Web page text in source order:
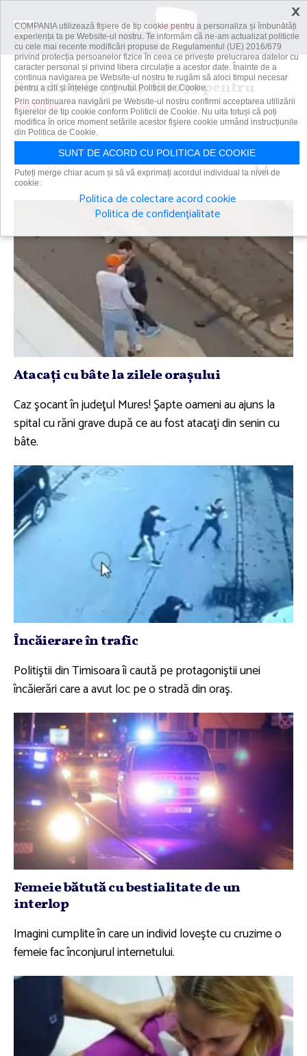
Rezultatele 73 - 84 din 299 pentru
bataie
Caută
Atacaţi cu bâte la zilele oraşului
Caz şocant în judeţul Mures! Şapte oameni au ajuns la
spital cu răni grave după ce au fost atacaţi din senin cu
bâte.
Încăierare în trafic
Politiştii din Timisoara îi caută pe protagoniştii unei
încăierări care a avut loc pe o stradă din oraş.
Femeie bătută cu bestialitate de un
interlop
Imagini cumplite în care un individ loveşte cu cruzime o
femeie fac înconjurul internetului.
×
COMPANIA utilizează fişiere de tip cookie pentru a personaliza și îmbunătăți
experiența ta pe Website-ul nostru. Te informăm că ne-am actualizat politicile
cu cele mai recente modificări propuse de Regulamentul (UE) 2016/679
privind protecția persoanelor fizice în ceea ce privește prelucrarea datelor cu
caracter personal și privind libera circulație a acestor date. Înainte de a
continua navigarea pe Website-ul nostru te rugăm să aloci timpul necesar
pentru a citi și înțelege conținutul Politicii de Cookie.
Prin continuarea navigării pe Website-ul nostru confirmi acceptarea utilizării
fişierelor de tip cookie conform Politicii de Cookie. Nu uita totuși că poți
modifica în orice moment setările acestor fişiere cookie urmând instrucțiunile
din Politica de Cookie.
SUNT DE ACORD CU POLITICA DE COOKIE
Puteți merge chiar acum și să vă exprimați acordul individual la nivel de
cookie:
Politica de colectare acord cookie
Politica de confidențialitate